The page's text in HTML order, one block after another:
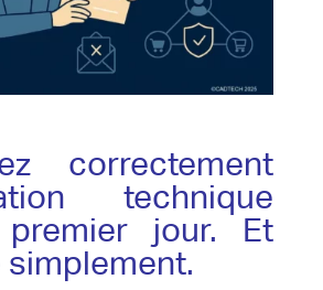
correctement
technique
jour. Et